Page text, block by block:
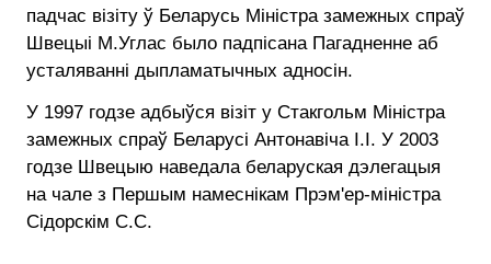
падчас візіту ў Беларусь Міністра замежных спраў
Швецыі М.Углас было падпісана Пагадненне аб
усталяванні дыпламатычных адносін.
У 1997 годзе адбыўся візіт у Стакгольм Міністра
замежных спраў Беларусі Антонавіча І.І. У 2003
годзе Швецыю наведала беларуская дэлегацыя
на чале з Першым намеснікам Прэм'ер-міністра
Сідорскім С.С.